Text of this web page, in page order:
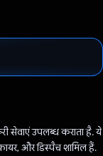
सेवाएं उपलब्ध कराता है. ये
और डिस्पैच शामिल हैं.